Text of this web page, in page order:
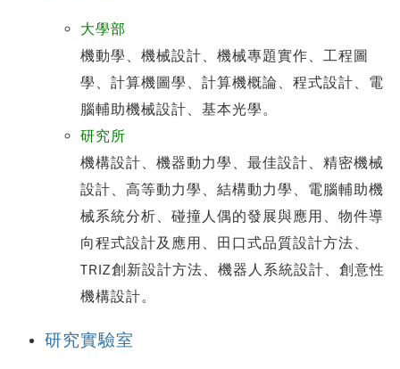
大學部
機動學、機械設計、機械專題實作、工程圖
學、計算機圖學、計算機概論、程式設計、電
腦輔助機械設計、基本光學。
研究所
機構設計、機器動力學、最佳設計、精密機械
設計、高等動力學、結構動力學、電腦輔助機
械系統分析、碰撞人偶的發展與應用、物件導
向程式設計及應用、田口式品質設計方法、
TRIZ創新設計方法、機器人系統設計、創意性
機構設計。
研究實驗室